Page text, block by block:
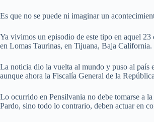
Es que no se puede ni imaginar un
Ya vivimos un episodio de este tipo en aquel
en Lomas Taurinas, en Tijuana, Baja California.
La noticia dio la vuelta al mundo y puso al país
aunque ahora la Fiscalía General de la
Lo ocurrido en Pensilvania no debe tomarse a
Pardo, sino todo lo contrario, deben actuar en